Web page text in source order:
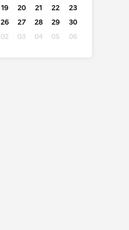
19 20 21 22
23
26 27 28 29
30
02 03 04 05 06